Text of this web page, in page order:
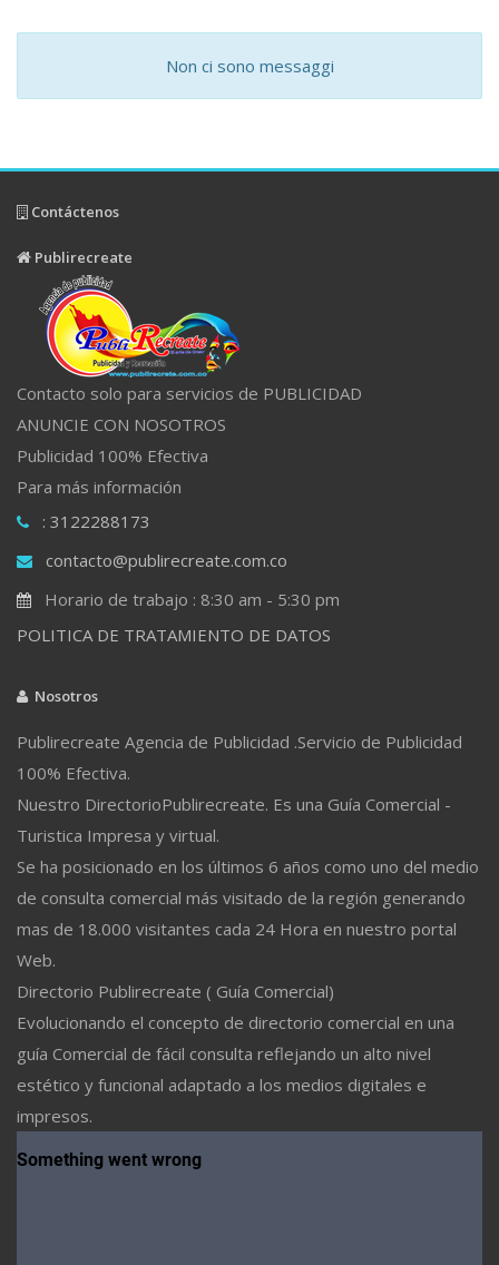
Non ci sono messaggi
Contáctenos
Publirecreate
Contacto solo para servicios de PUBLICIDAD
ANUNCIE CON NOSOTROS
Publicidad 100% Efectiva
Para más información
: 3122288173
contacto@publirecreate.com.co
Horario de trabajo : 8:30 am - 5:30 pm
POLITICA DE TRATAMIENTO DE DATOS
Nosotros
Publirecreate Agencia de Publicidad .Servicio de Publicidad
100% Efectiva.
Nuestro DirectorioPublirecreate. Es una Guía Comercial -
Turistica Impresa y virtual.
Se ha posicionado en los últimos 6 años como uno del medio
de consulta comercial más visitado de la región generando
mas de 18.000 visitantes cada 24 Hora en nuestro portal
Web.
Directorio Publirecreate ( Guía Comercial)
Evolucionando el concepto de directorio comercial en una
guía Comercial de fácil consulta reflejando un alto nivel
estético y funcional adaptado a los medios digitales e
impresos.